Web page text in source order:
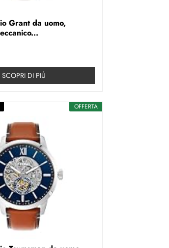
Grant da uomo,
SCOPRI DI PIÚ
OFFERTA